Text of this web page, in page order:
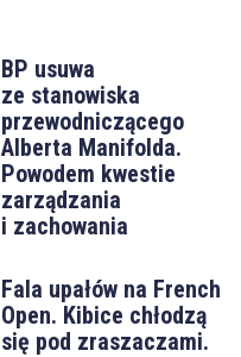
BP usuwa
ze stanowiska
przewodniczącego
Alberta Manifolda.
Powodem kwestie
zarządzania
i zachowania
Fala upałów na French
Open. Kibice chłodzą
się pod zraszaczami.